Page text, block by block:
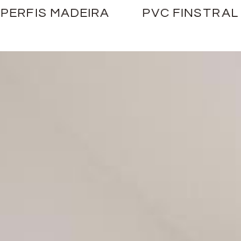
PERFIS MADEIRA PVC FINSTRAL